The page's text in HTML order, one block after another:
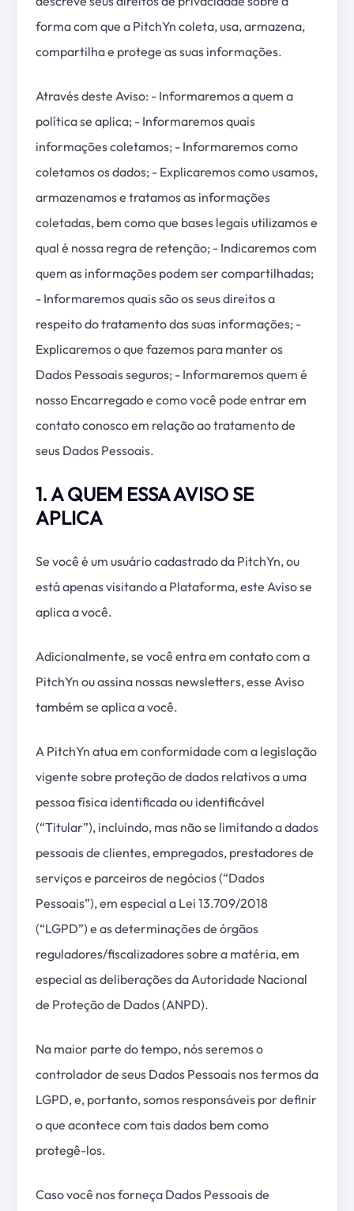
forma com que a PitchYn coleta, usa, armazena,
compartilha e protege as suas informações.
Através deste Aviso: - Informaremos a quem a
política se aplica; - Informaremos quais
informações coletamos; - Informaremos como
coletamos os dados; - Explicaremos como usamos,
armazenamos e tratamos as informações
coletadas, bem como que bases legais utilizamos e
qual é nossa regra de retenção; - Indicaremos com
quem as informações podem ser compartilhadas;
- Informaremos quais são os seus direitos a
respeito do tratamento das suas informações; -
Explicaremos o que fazemos para manter os
Dados Pessoais seguros; - Informaremos quem é
nosso Encarregado e como você pode entrar em
contato conosco em relação ao tratamento de
seus Dados Pessoais.
1. A QUEM ESSA AVISO SE
APLICA
Se você é um usuário cadastrado da PitchYn, ou
está apenas visitando a Plataforma, este Aviso se
aplica a você.
Adicionalmente, se você entra em contato com a
PitchYn ou assina nossas newsletters, esse Aviso
também se aplica a você.
A PitchYn atua em conformidade com a legislação
vigente sobre proteção de dados relativos a uma
pessoa física identificada ou identificável
(“Titular”), incluindo, mas não se limitando a dados
pessoais de clientes, empregados, prestadores de
serviços e parceiros de negócios (“Dados
Pessoais”), em especial a Lei 13.709/2018
(“LGPD”) e as determinações de órgãos
reguladores/fiscalizadores sobre a matéria, em
especial as deliberações da Autoridade Nacional
de Proteção de Dados (ANPD).
Na maior parte do tempo, nós seremos o
controlador de seus Dados Pessoais nos termos da
LGPD, e, portanto, somos responsáveis por definir
o que acontece com tais dados bem como
protegê-los.
Caso você nos forneça Dados Pessoais de